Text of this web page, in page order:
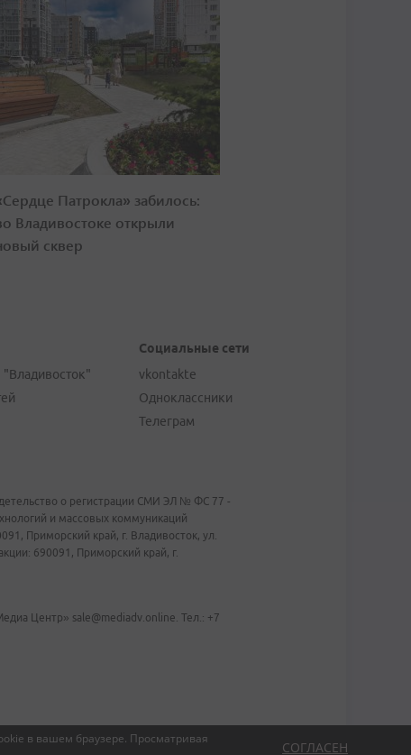
в вашем браузере. Просматривая
СОГЛАСЕН
Патрокла» забилось:
Владивостоке открыли
сквер
"Владивосток"
Социальные сети
vkontakte
Одноклассники
Телеграм
о регистрации СМИ ЭЛ № ФС 77 -
и массовых коммуникаций
Приморский край, г. Владивосток, ул.
690091, Приморский край, г.
Центр» sale@mediadv.online. Тел.: +7